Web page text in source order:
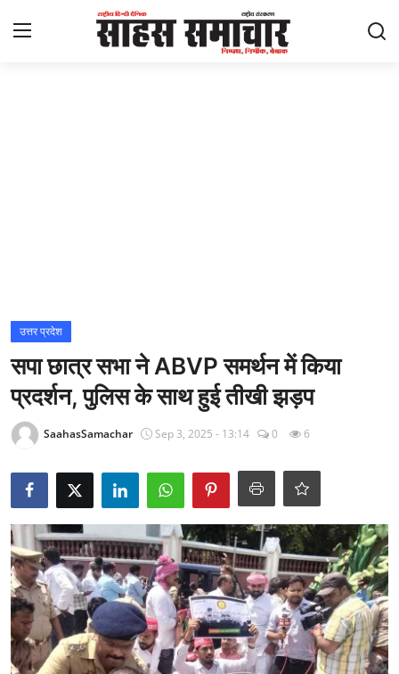
राज्य
अंतराष्ट्रीय
राजनीति
Epaper
धर्म
लाइफस्टाइल
टेक
उत्तर प्रदेश
सपा छात्र सभा ने ABVP समर्थन में किया
प्रदर्शन, पुलिस के साथ हुई तीखी झड़प
SaahasSamachar Sep 3, 2025 - 13:14 0 6